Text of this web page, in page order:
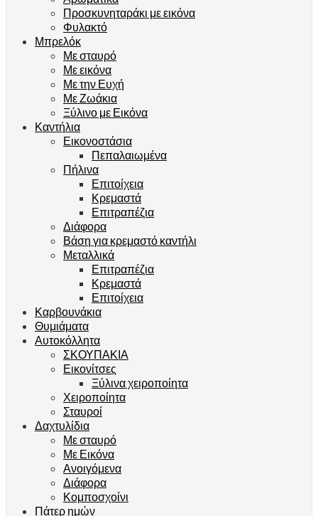
Προσκυνηταράκι με εικόνα
Φυλακτό
Μπρελόκ
Με σταυρό
Με εικόνα
Με την Ευχή
Με Ζωάκια
Ξύλινο με Εικόνα
Καντήλια
Εικονοστάσια
Πεπαλαιωμένα
Πήλινα
Επιτοίχεια
Κρεμαστά
Επιτραπέζια
Διάφορα
Βάση για κρεμαστό καντήλι
Μεταλλικά
Επιτραπέζια
Κρεμαστά
Επιτοίχεια
Καρβουνάκια
Θυμιάματα
Αυτοκόλλητα
ΣΚΟΥΠΑΚΙΑ
Εικονίτσες
Ξύλινα χειροποίητα
Χειροποίητα
Σταυροί
Δαχτυλίδια
Με σταυρό
Με Εικόνα
Ανοιγόμενα
Διάφορα
Κομποσχοίνι
Πάτερ ημών